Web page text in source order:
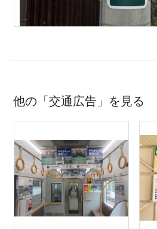
他の「交通広告」を見る